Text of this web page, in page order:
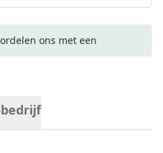
ons met een